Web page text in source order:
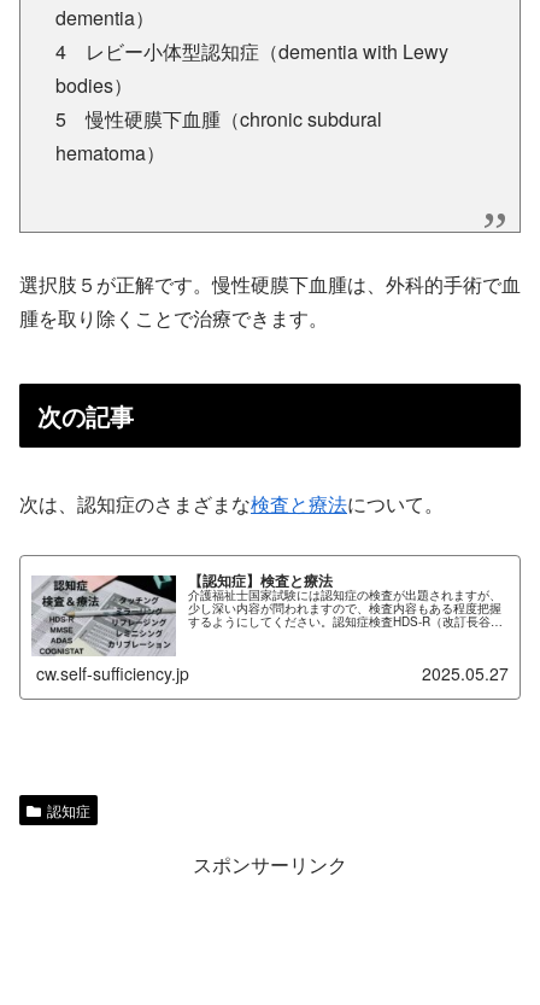
dementia）
4 レビー小体型認知症（dementia with Lewy
bodies）
5 慢性硬膜下血腫（chronic subdural
hematoma）
選択肢５が正解です。慢性硬膜下血腫は、外科的手術で血
腫を取り除くことで治療できます。
次の記事
次は、認知症のさまざまな検査と療法について。
【認知症】検査と療法
介護福祉士国家試験には認知症の検査が出題されますが、
少し深い内容が問われますので、検査内容もある程度把握
するようにしてください。認知症検査HDS-R（改訂長谷川
式簡易知能評価スケール）改訂長谷川式簡易知能評価スケ
cw.self-sufficiency.jp 2025.05.27
認知症
スポンサーリンク